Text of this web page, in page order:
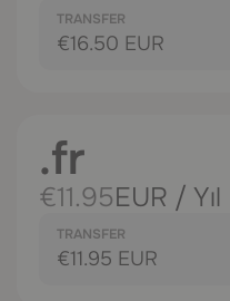
TRANSFER
€16.50 EUR
.fr
€11.95EUR / Yıl
TRANSFER
€11.95 EUR